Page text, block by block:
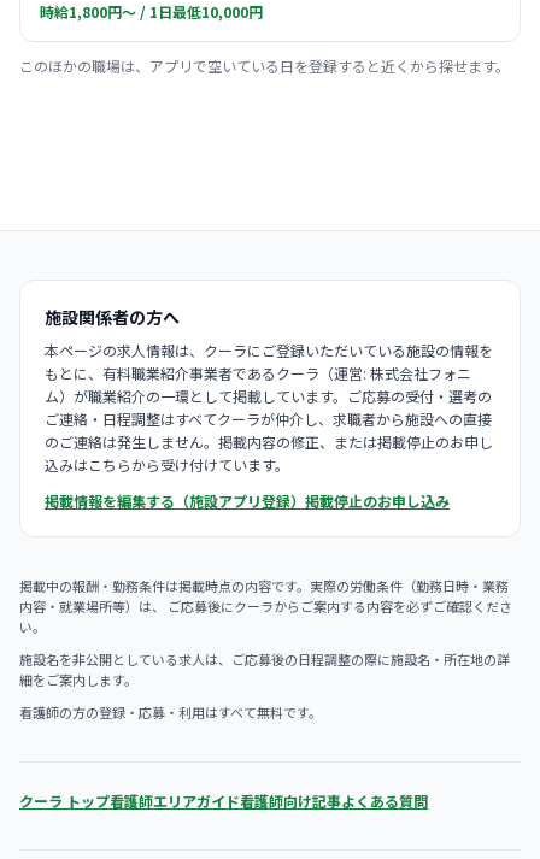
時給1,800円〜 / 1日最低10,000円
このほかの職場は、アプリで空いている日を登録すると近くから探せます。
施設関係者の方へ
本ページの求人情報は、クーラにご登録いただいている施設の情報を
もとに、有料職業紹介事業者であるクーラ（運営: 株式会社フォニ
ム）が職業紹介の一環として掲載しています。ご応募の受付・選考の
ご連絡・日程調整はすべてクーラが仲介し、求職者から施設への直接
のご連絡は発生しません。掲載内容の修正、または掲載停止のお申し
込みはこちらから受け付けています。
掲載情報を編集する（施設アプリ登録） 掲載停止のお申し込み
掲載中の報酬・勤務条件は掲載時点の内容です。実際の労働条件（勤務日時・業務
内容・就業場所等）は、 ご応募後にクーラからご案内する内容を必ずご確認くださ
い。
施設名を非公開としている求人は、ご応募後の日程調整の際に施設名・所在地の詳
細をご案内します。
看護師の方の登録・応募・利用はすべて無料です。
クーラ トップ看護師エリアガイド看護師向け記事よくある質問